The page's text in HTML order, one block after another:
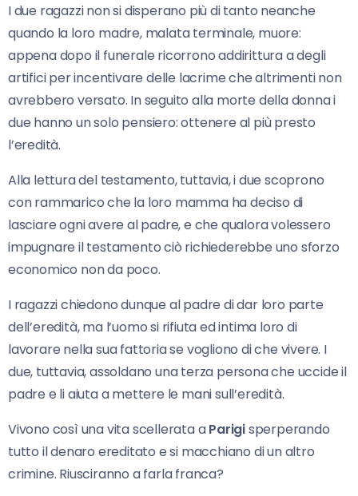
I due ragazzi non si disperano più di tanto neanche
quando la loro madre, malata terminale, muore:
appena dopo il funerale ricorrono addirittura a degli
artifici per incentivare delle lacrime che altrimenti non
avrebbero versato. In seguito alla morte della donna i
due hanno un solo pensiero: ottenere al più presto
l’eredità.
Alla lettura del testamento, tuttavia, i due scoprono
con rammarico che la loro mamma ha deciso di
lasciare ogni avere al padre, e che qualora volessero
impugnare il testamento ciò richiederebbe uno sforzo
economico non da poco.
I ragazzi chiedono dunque al padre di dar loro parte
dell’eredità, ma l’uomo si rifiuta ed intima loro di
lavorare nella sua fattoria se vogliono di che vivere. I
due, tuttavia, assoldano una terza persona che uccide il
padre e li aiuta a mettere le mani sull’eredità.
Vivono così una vita scellerata aParigisperperando
tutto il denaro ereditato e si macchiano di un altro
crimine. Riusciranno a farla franca?